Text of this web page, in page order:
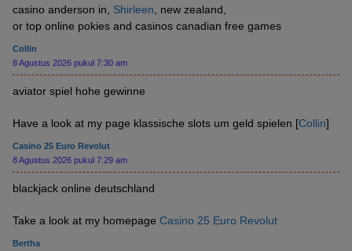
casino anderson in, Shirleen , new zealand,
or top online pokies and casinos canadian free games
Collin
8 Agustus 2026 pukul 7:30 am
aviator spiel hohe gewinne
Have a look at my page klassische slots um geld spielen [Collin]
Casino 25 Euro Revolut
8 Agustus 2026 pukul 7:29 am
blackjack online deutschland
Take a look at my homepage Casino 25 Euro Revolut
Bertha